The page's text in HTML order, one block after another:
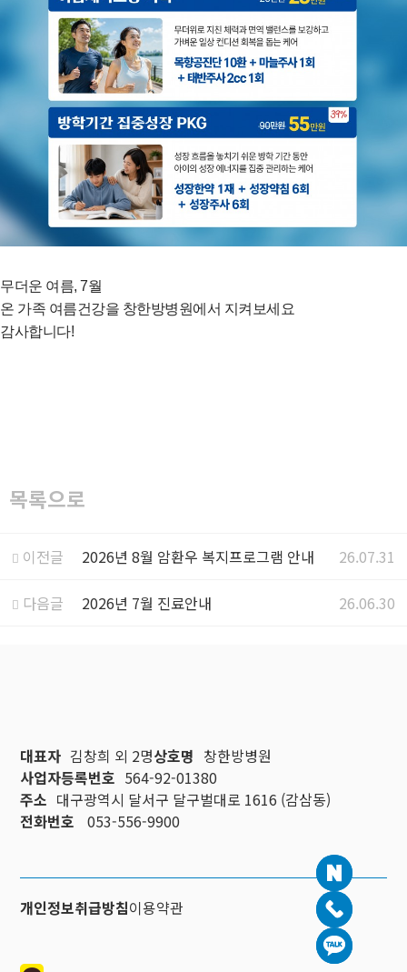
무더운 여름, 7월
온 가족 여름건강을 창한방병원에서 지켜보세요
감사합니다!
목록으로
이전글 2026년 8월 암환우 복지프로그램 안내 26.07.31
다음글 2026년 7월 진료안내 26.06.30
대표자 김창희 외 2명상호명 창한방병원
사업자등록번호 564-92-01380
주소 대구광역시 달서구 달구벌대로 1616 (감삼동)
전화번호
053-556-9900
개인정보취급방침이용약관